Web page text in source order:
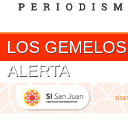
LOS
ALERTA